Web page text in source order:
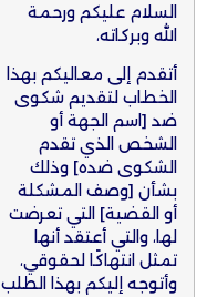
السلام عليكم ورحمة
الله وبركاته،
أتقدم إلى معاليكم بهذا
الخطاب لتقديم شكوى
ضد [اسم الجهة أو
الشخص الذي تقدم
الشكوى ضده] وذلك
بشأن [وصف المشكلة
أو القضية] التي تعرضت
لها، والتي أعتقد أنها
تمثل انتهاكًا لحقوقي،
وأتوجه إليكم بهذا الطلب